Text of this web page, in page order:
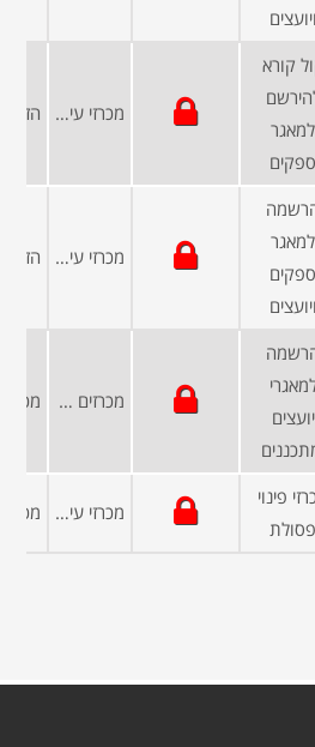
ויועצים
קורא
למאגר
ספקים
מכרזי עיריות ומועצות
למאגר
ספקים
ויועצים
מכרזי עיריות ומועצות
יועצים
מכרזים פומביים
פינוי
פסולת
מכרזי עיריות ומועצות